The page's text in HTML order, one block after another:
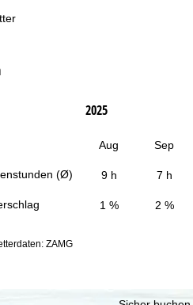
(Ø)
2025
Aug Sep
9 h 7 h
1 % 2 %
ZAMG